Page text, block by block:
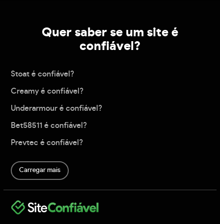
Quer saber se um site é
confiável?
Stoat é confiável?
Creamy é confiável?
Underarmour é confiável?
Bet58511 é confiável?
Prevtec é confiável?
Carregar mais